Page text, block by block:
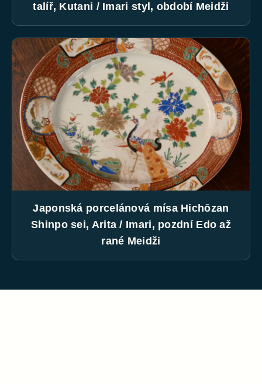
talíř, Kutani / Imari styl, období Meidži
Japonská porcelánová mísa Hichōzan
Shinpo sei, Arita / Imari, pozdní Edo až
rané Meidži